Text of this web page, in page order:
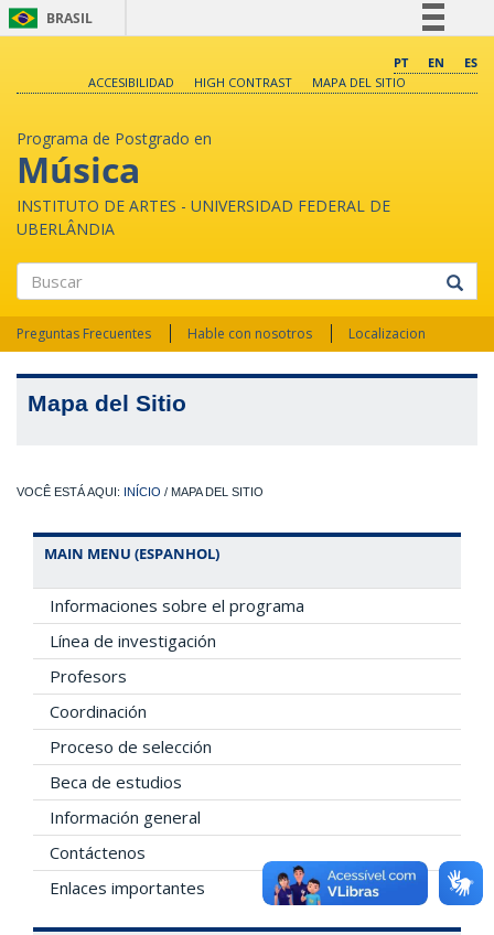
BRASIL
Comunica BR
PT EN
ES
ACCESIBILIDAD
HIGH CONTRAST MAPA DEL SITIO
Programa de Postgrado en
Música
INSTITUTO DE ARTES - UNIVERSIDAD FEDERAL DE
UBERLÂNDIA
Buscar
Preguntas Frecuentes Hable con nosotros Localizacion
Mapa del Sitio
INÍCIO / MAPA DEL SITIO
MAIN MENU (ESPANHOL)
Informaciones sobre el programa
Línea de investigación
Profesors
Coordinación
Proceso de selección
Beca de estudios
Información general
Contáctenos
Enlaces importantes